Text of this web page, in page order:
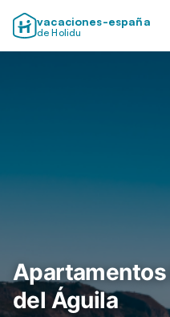
vacaciones-españa
de Holidu
Apartamentos
del Águila